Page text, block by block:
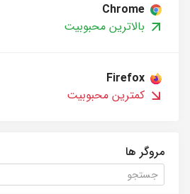
Chrome
بالاترین محبوبیت
Firefox
کمترین محبوبیت
مروگر ها